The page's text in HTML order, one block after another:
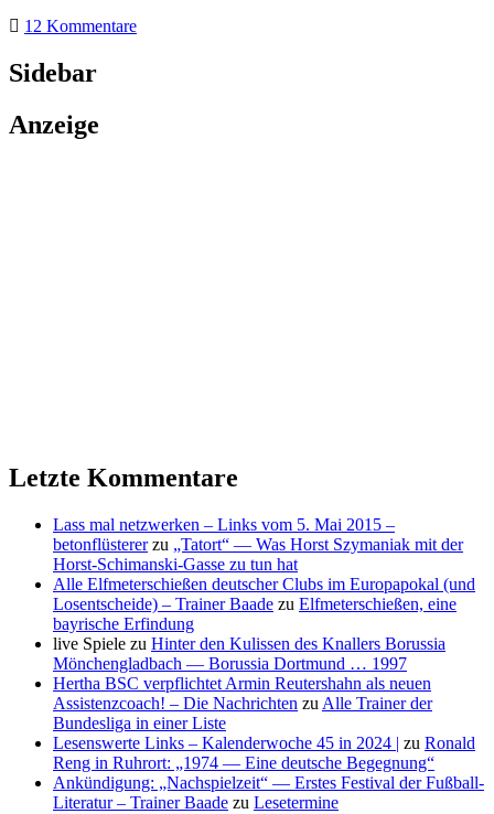
12 Kommentare
Sidebar
Anzeige
Letzte Kommentare
Lass mal netzwerken – Links vom 5. Mai 2015 –
betonflüstererzu „Tatort“ — Was Horst Szymaniak mit der
Horst-Schimanski-Gasse zu tun hat
Alle Elfmeterschießen deutscher Clubs im Europapokal (und
Losentscheide) – Trainer Baade zu Elfmeterschießen, eine
bayrische Erfindung
live Spiele zu Hinter den Kulissen des Knallers Borussia
Mönchengladbach — Borussia Dortmund … 1997
Hertha BSC verpflichtet Armin Reutershahn als neuen
Assistenzcoach! – Die Nachrichten zu Alle Trainer der
Bundesliga in einer Liste
Lesenswerte Links – Kalenderwoche 45 in 2024 | zu Ronald
Reng in Ruhrort: „1974 — Eine deutsche Begegnung“
Ankündigung: „Nachspielzeit“ — Erstes Festival der Fußball-
Literatur – Trainer Baade zu Lesetermine